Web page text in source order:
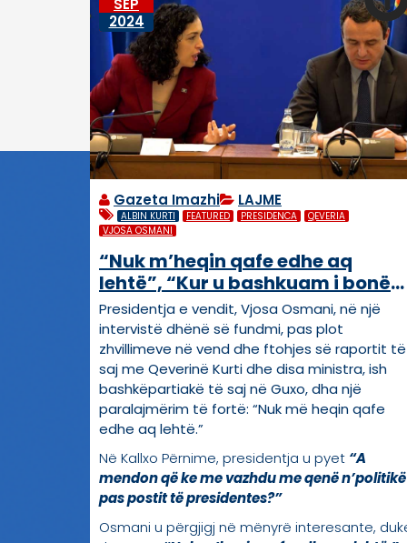
SEP
2024
Gazeta Imazhi LAJME
ALBIN KURTI FEATURED PRESIDENCA
QEVERIA
VJOSA OSMANI
“Nuk m’heqin qafe edhe aq
lehtë”, “Kur u bashkuam i
440 mijë vota” – Kë e
paralajmëroi Osmani?
Presidentja e vendit, Vjosa Osmani, në një
intervistë dhënë së fundmi, pas plot
zhvillimeve në vend dhe ftohjes së raportit të
saj me Qeverinë Kurti dhe disa ministra, ish
bashkëpartiakë të saj në Guxo, dha një
paralajmërim të fortë: “Nuk më heqin qafe
edhe aq lehtë.”
Në Kallxo Përnime, presidentja u pyet “A
mendon që ke me vazhdu me qenë n’politikë
pas postit të presidentes?”
Osmani u përgjigj në mënyrë interesante,